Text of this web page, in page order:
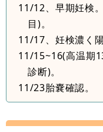
11/12、早期妊検
目)。
11/17、妊検濃く
11/15~16(高温期
診断)。
11/23胎嚢確認。